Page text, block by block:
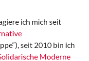
ich mich seit
seit 2010 bin ich
Moderne